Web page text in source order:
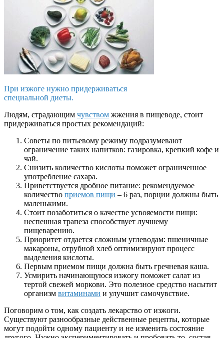
При изжоге нужно придерживаться
специальной диеты.
Людям, страдающим чувством жжения в пищеводе, стоит
придерживаться простых рекомендаций:
Советы по питьевому режиму подразумевают
ограничение таких напитков: газировка, крепкий кофе и
чай.
Снизить количество кислоты поможет ограниченное
употребление сахара.
Приветствуется дробное питание: рекомендуемое
количество приемов пищи – 6 раз, порции должны быть
маленькими.
Стоит позаботиться о качестве усвояемости пищи:
неспешная трапеза способствует лучшему
пищеварению.
Приоритет отдается сложным углеводам: пшеничные
макароны, отрубной хлеб оптимизируют процесс
выделения кислоты.
Первым приемом пищи должна быть гречневая каша.
Усмирить начинающуюся изжогу поможет салат из
тертой свежей моркови. Это полезное средство насытит
организм витаминами и улучшит самочувствие.
Поговорим о том, как создать лекарство от изжоги.
Существуют разнообразные действенные рецепты, которые
могут подойти одному пациенту и не изменить состояние